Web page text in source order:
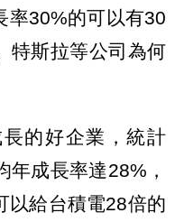
率30%的可以有30
特斯拉等公司為何
的好企業，統計
年成長率達28%，
以給台積電28倍的